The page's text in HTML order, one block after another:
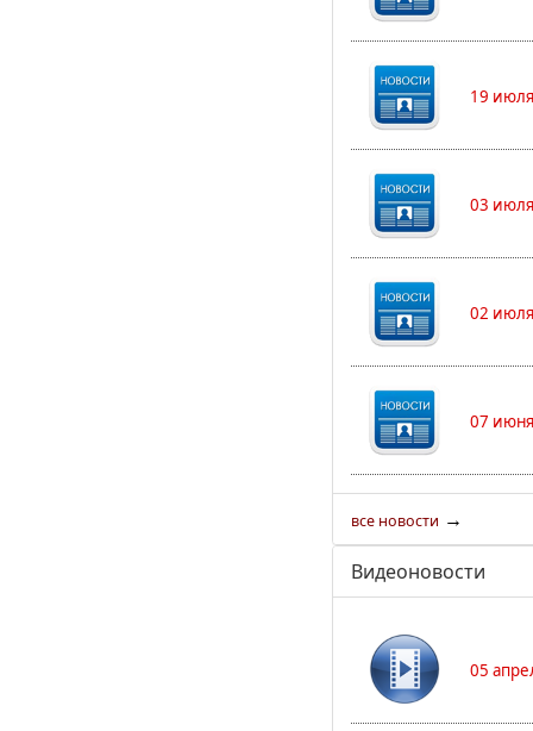
19
03
02
07
все новости →
Видеоновости
05